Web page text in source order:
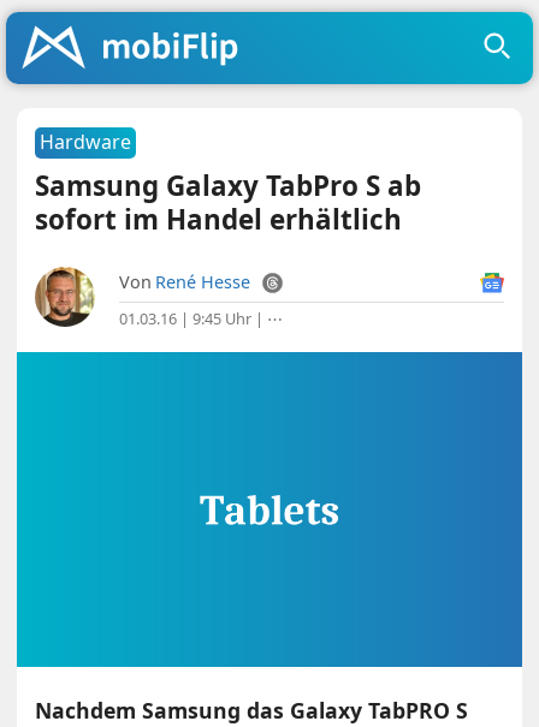
Hardware
Samsung Galaxy TabPro S ab
sofort im Handel erhältlich
Von René Hesse
01.03.16 | 9:45 Uhr | ⋯
Nachdem Samsung das Galaxy TabPRO S